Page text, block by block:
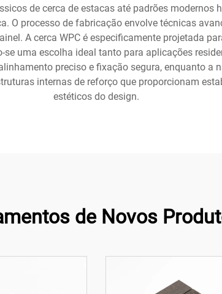
de cerca de estacas até padrões
O processo de fabricação envolve técnicas
A cerca WPC é especificamente projetada
se uma escolha ideal tanto para aplicações
preciso e fixação segura, enquanto
internas de reforço que proporcionam
estéticos do design.
de Novos